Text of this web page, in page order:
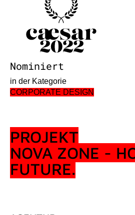
Nominiert
in der Kategorie
CORPORATE DESIGN
PROJEKT
NOVA ZONE -
FUTURE.